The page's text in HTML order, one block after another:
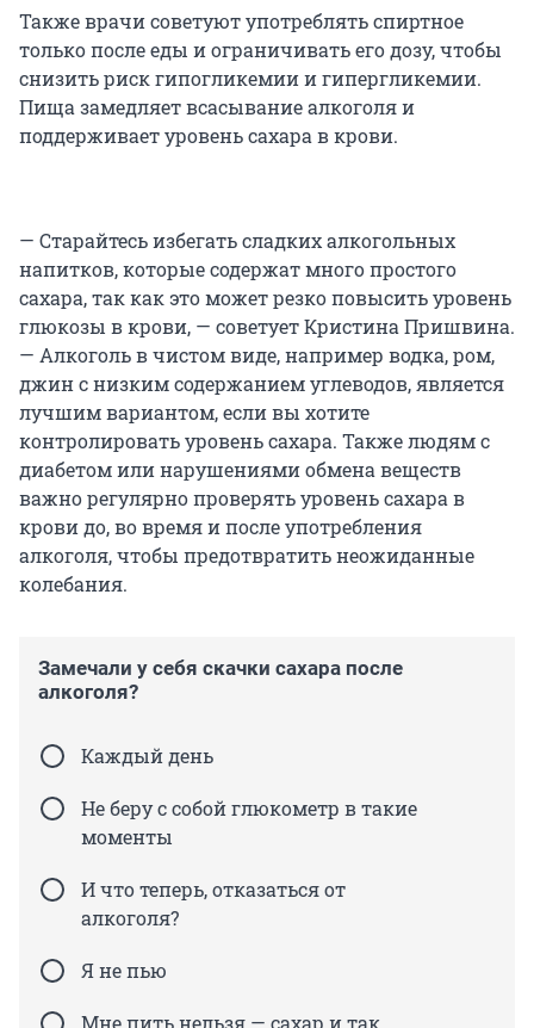
Также врачи советуют употреблять спиртное
только после еды и ограничивать его дозу, чтобы
снизить риск гипогликемии и гипергликемии.
Пища замедляет всасывание алкоголя и
поддерживает уровень сахара в крови.
— Старайтесь избегать сладких алкогольных
напитков, которые содержат много простого
сахара, так как это может резко повысить уровень
глюкозы в крови, — советует Кристина Пришвина.
— Алкоголь в чистом виде, например водка, ром,
джин с низким содержанием углеводов, является
лучшим вариантом, если вы хотите
контролировать уровень сахара. Также людям с
диабетом или нарушениями обмена веществ
важно регулярно проверять уровень сахара в
крови до, во время и после употребления
алкоголя, чтобы предотвратить неожиданные
колебания.
Замечали у себя скачки сахара после
алкоголя?
Каждый день
Не беру с собой глюкометр в такие
моменты
И что теперь, отказаться от
алкоголя?
Я не пью
Мне пить нельзя — сахар и так